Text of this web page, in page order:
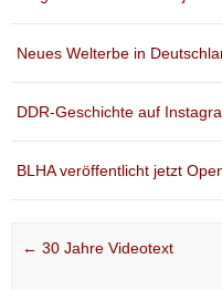
Neues Welterbe in
DDR-Geschichte auf
BLHA veröffentlicht jetzt
Post navigation
← 30 Jahre Videotext